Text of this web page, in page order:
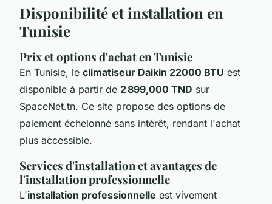
Disponibilité et installation en
Tunisie
Prix et options d'achat en Tunisie
En Tunisie, le climatiseur Daikin 22000 BTU est
disponible à partir de 2 899,000 TND sur
SpaceNet.tn. Ce site propose des options de
paiement échelonné sans intérêt, rendant l'achat
plus accessible.
Services d'installation et avantages de
l'installation professionnelle
L'installation professionnelle est vivement